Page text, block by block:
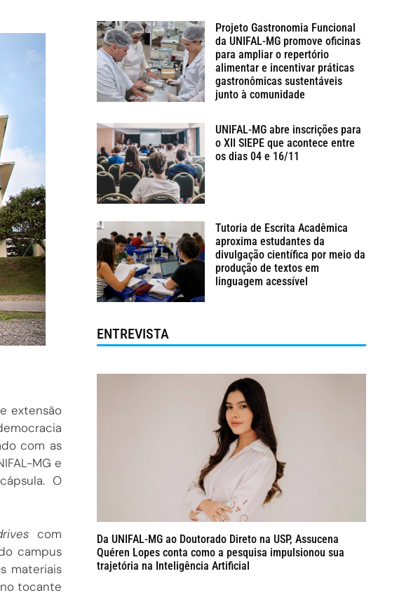
extensão
com as
MG e
O
com
campus
materiais
tocante
Projeto Gastronomia Funcional
da UNIFAL-MG promove oficinas
para ampliar o repertório
alimentar e incentivar práticas
gastronômicas sustentáveis
junto à comunidade
UNIFAL-MG abre inscrições para
o XII SIEPE que acontece entre
os dias 04 e 16/11
Tutoria de Escrita Acadêmica
aproxima estudantes da
divulgação científica por meio da
produção de textos em
linguagem acessível
ENTREVISTA
Da UNIFAL-MG ao Doutorado Direto na USP, Assucena
Quéren Lopes conta como a pesquisa impulsionou sua
trajetória na Inteligência Artificial